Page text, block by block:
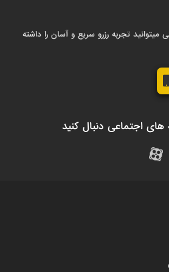
تجربه رزرو سریع و آسان را داشته
اجتماعی دنبال کنید